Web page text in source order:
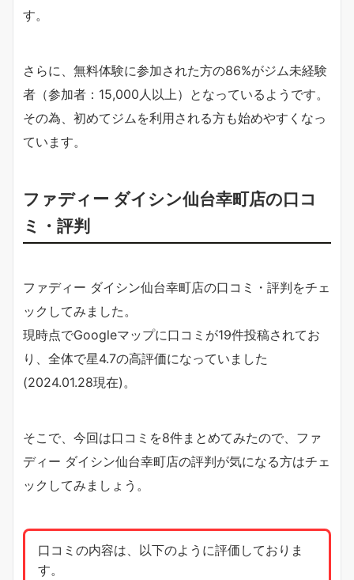
す。
さらに、無料体験に参加された方の86%がジム未経験
者（参加者：15,000人以上）となっているようです。
その為、初めてジムを利用される方も始めやすくなっ
ています。
ファディー ダイシン仙台幸町店の口コ
ミ・評判
ファディー ダイシン仙台幸町店の口コミ・評判をチェ
ックしてみました。
現時点でGoogleマップに口コミが19件投稿されてお
り、全体で星4.7の高評価になっていました
(2024.01.28現在)。
そこで、今回は口コミを8件まとめてみたので、ファ
ディー ダイシン仙台幸町店の評判が気になる方はチェ
ックしてみましょう。
口コミの内容は、以下のように評価しておりま
す。